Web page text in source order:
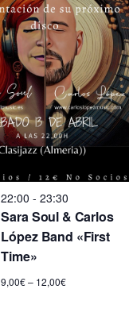
22:00-23:30
Sara Soul & Carlos
López Band «First
Time»
9,00€ – 12,00€